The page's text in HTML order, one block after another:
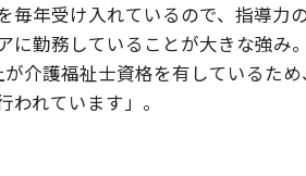
毎年受け入れているので、指導力
に勤務していることが大きな強み
介護福祉士資格を有しているため
れています」。